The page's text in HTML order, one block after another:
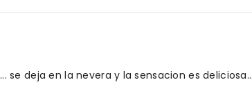
se deja en la nevera y la sensacion es